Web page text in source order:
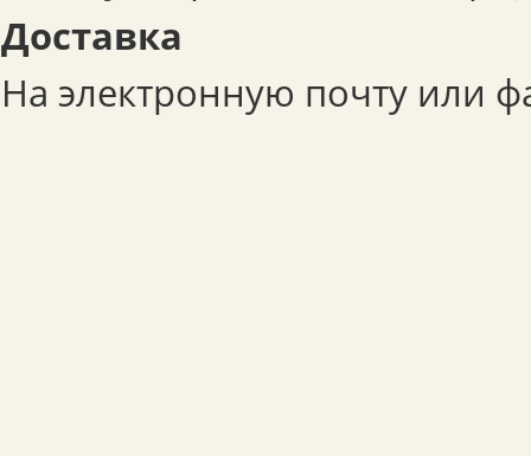
Доставка
На электронную почту или